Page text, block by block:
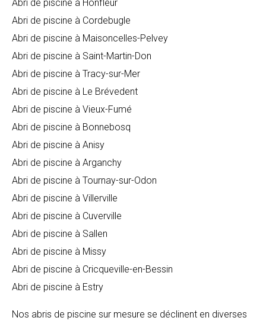
Abri de piscine à Honfleur
Abri de piscine à Cordebugle
Abri de piscine à Maisoncelles-Pelvey
Abri de piscine à Saint-Martin-Don
Abri de piscine à Tracy-sur-Mer
Abri de piscine à Le Brévedent
Abri de piscine à Vieux-Fumé
Abri de piscine à Bonnebosq
Abri de piscine à Anisy
Abri de piscine à Arganchy
Abri de piscine à Tournay-sur-Odon
Abri de piscine à Villerville
Abri de piscine à Cuverville
Abri de piscine à Sallen
Abri de piscine à Missy
Abri de piscine à Cricqueville-en-Bessin
Abri de piscine à Estry
Nos abris de piscine sur mesure se déclinent en diverses